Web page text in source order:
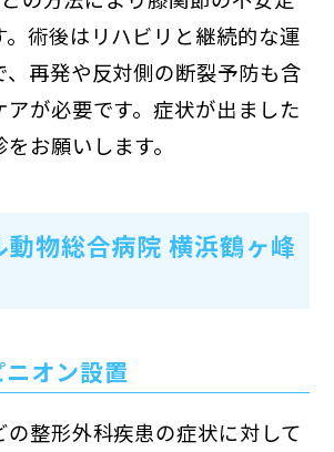
術後はリハビリと継続的な運
再発や反対側の断裂予防も含
が必要です。症状が出ました
お願いします。
動物総合病院 横浜鶴ヶ峰
オン設置
整形外科疾患の症状に対して